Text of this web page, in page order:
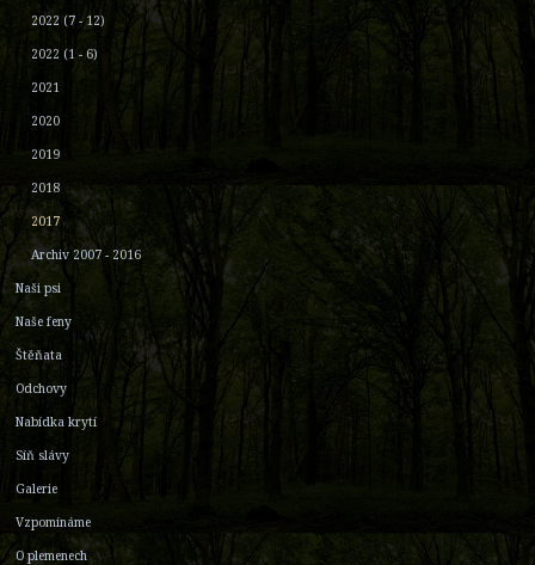
2022 (7 - 12)
2022 (1 - 6)
2021
2020
2019
2018
2017
Archiv 2007 - 2016
Naši psi
Naše feny
Štěňata
Odchovy
Nabídka krytí
Síň slávy
Galerie
Vzpomínáme
O plemenech